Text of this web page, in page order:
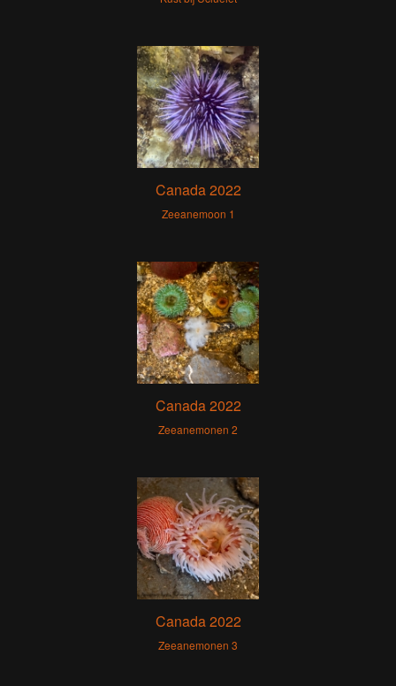
Canada 2022
Zeeanemoon 1
Canada 2022
Zeeanemonen 2
Canada 2022
Zeeanemonen 3